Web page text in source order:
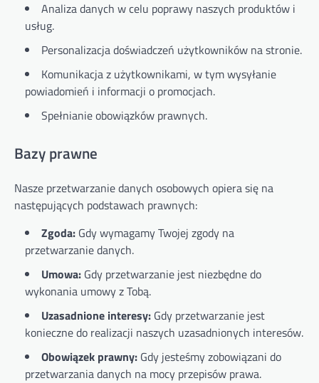
Analiza danych w celu poprawy naszych produktów i
usług.
Personalizacja doświadczeń użytkowników na stronie.
Komunikacja z użytkownikami, w tym wysyłanie
powiadomień i informacji o promocjach.
Spełnianie obowiązków prawnych.
Bazy prawne
Nasze przetwarzanie danych osobowych opiera się na
następujących podstawach prawnych:
Zgoda: Gdy wymagamy Twojej zgody na
przetwarzanie danych.
Umowa: Gdy przetwarzanie jest niezbędne do
wykonania umowy z Tobą.
Uzasadnione interesy: Gdy przetwarzanie jest
konieczne do realizacji naszych uzasadnionych interesów.
Obowiązek prawny: Gdy jesteśmy zobowiązani do
przetwarzania danych na mocy przepisów prawa.